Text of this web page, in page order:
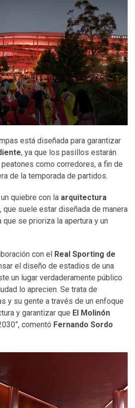
está diseñada para garantizar
, ya que los pasillos estarán
como corredores, a fin de
de la temporada de partidos.
quiebre con la arquitectura
, que suele estar diseñada de manera
que se prioriza la apertura y un
con el Real Sporting de
el diseño de estadios de una
un lugar verdaderamente público
lo aprecien. Se trata de
y su gente a través de un enfoque
y garantizar que El Molinón
comentó Fernando Sordo